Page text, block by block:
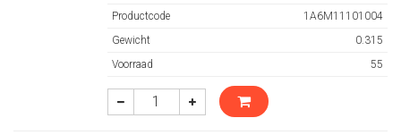
Productcode
1A6M11101004
Gewicht
0.315
Voorraad
55